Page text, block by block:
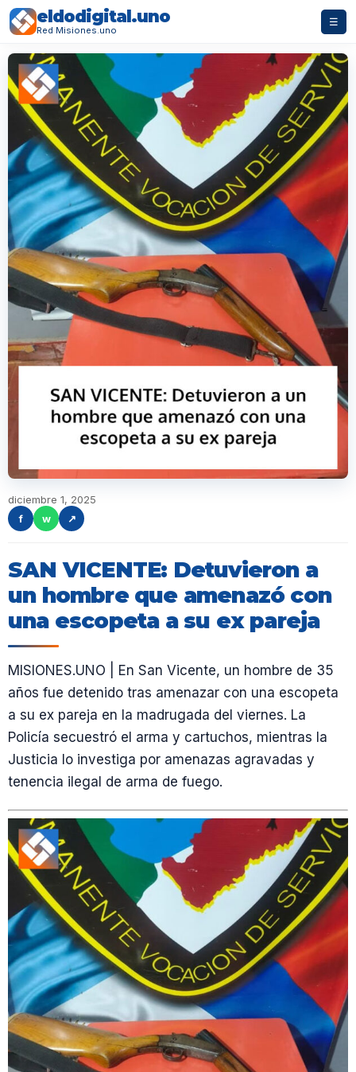
eldodigital.uno
Red Misiones.uno
☰
diciembre 1, 2025
f
w ↗
SAN VICENTE: Detuvieron a
un hombre que amenazó con
una escopeta a su ex pareja
MISIONES.UNO | En San Vicente, un hombre de 35
años fue detenido tras amenazar con una escopeta
a su ex pareja en la madrugada del viernes. La
Policía secuestró el arma y cartuchos, mientras la
Justicia lo investiga por amenazas agravadas y
tenencia ilegal de arma de fuego.